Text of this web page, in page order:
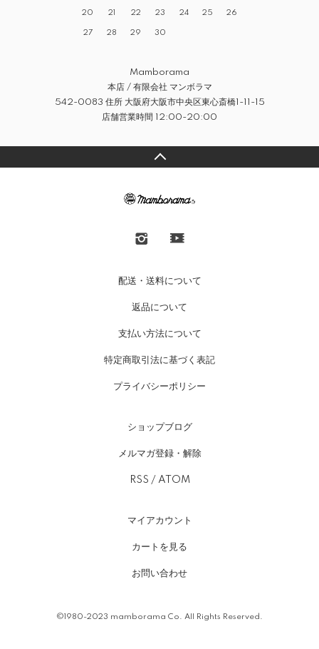
20 21 22 23 24 25 26
27 28 29 30
Mamborama
本店 / 有限会社 マンボラマ
542-0083 住所 大阪府大阪市中央区東心斎橋1-11-15
店舗営業時間 12:00-20:00
配送・送料について
返品について
支払い方法について
特定商取引法に基づく表記
プライバシーポリシー
ショップブログ
メルマガ登録・解除
RSS / ATOM
マイアカウント
カートを見る
お問い合わせ
©1980-2023 mamborama Co. All Rights Reserved.